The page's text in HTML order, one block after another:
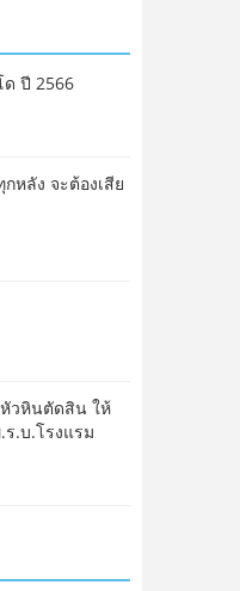
ปี 2566
หลัง จะต้องเสีย
วหินตัดสิน ให้
.บ.โรงแรม